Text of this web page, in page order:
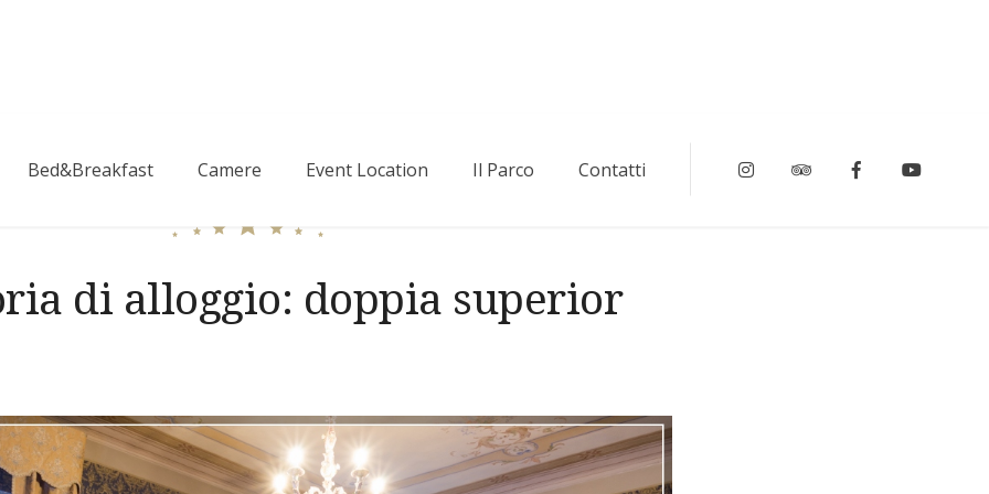
Bed&Breakfast Camere Event Location Il Parco Contatti InstagramTripadvisor
Facebook
di alloggio: doppia superior